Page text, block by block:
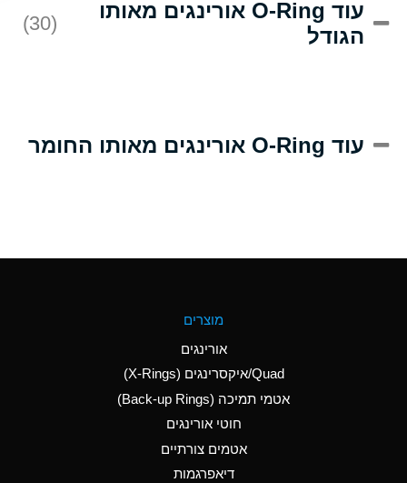
Acrlylonitrile
D
Adipic Acid
(Aqueous)
Aluminum Nitrate
(Aqueous)
Aluminum Phosphate
עוד O-Ring אורינגים מאותו
הגודל
(30)
עוד O-Ring אורינגים מאותו החומר
מוצרים
אורינגים
Quad/איקסרינגים (X-Rings)
אטמי תמיכה (Back-up Rings)
חוטי אורינגים
אטמים צורתיים
דיאפרגמות